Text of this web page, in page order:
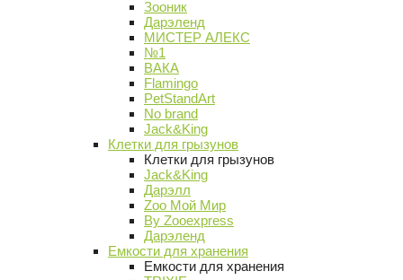
Зооник
Дарэленд
МИСТЕР АЛЕКС
№1
ВАКА
Flamingo
PetStandArt
No brand
Jack&King
Клетки для грызунов
Клетки для грызунов
Jack&King
Дарэлл
Zoo Мой Мир
By Zooexpress
Дарэленд
Емкости для хранения
Емкости для хранения